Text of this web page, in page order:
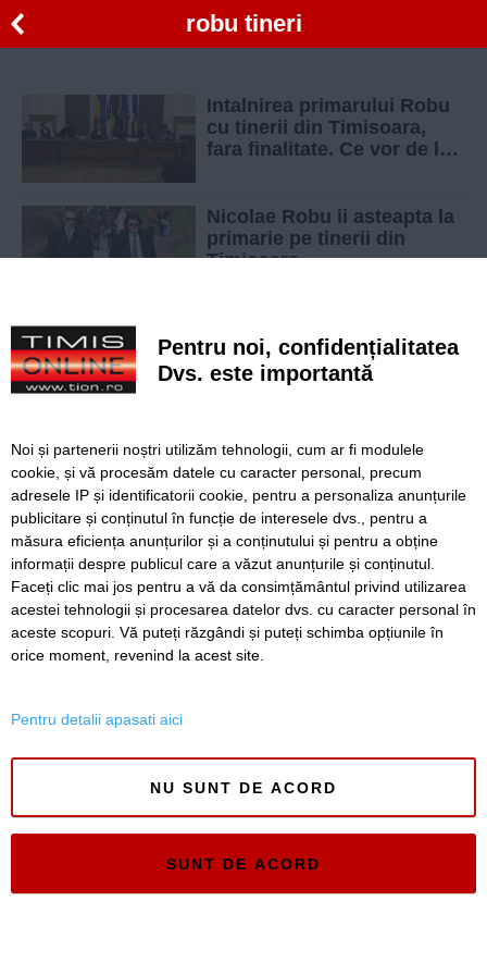
robu tineri
Intalnirea primarului Robu
cu tinerii din Timisoara,
fara finalitate. Ce vor de la
Nicolae Robu ii asteapta la
primarie pe tinerii din
Timisoara
din Timisoara la o intalnire
pentru a discuta obiectivele
SERVICII Redactia
Folosinta Cookie-urilor
Termeni si conditii de utilizare
Politica de confidentialitate
Regulament postare și moderare comentarii
Pentru noi, confidențialitatea
Dvs. este importantă
Noi și partenerii noștri utilizăm tehnologii, cum ar fi modulele
cookie, și vă procesăm datele cu caracter personal, precum
adresele IP și identificatorii cookie, pentru a personaliza anunțurile
publicitare și conținutul în funcție de interesele dvs., pentru a
măsura eficiența anunțurilor și a conținutului și pentru a obține
informații despre publicul care a văzut anunțurile și conținutul.
Faceți clic mai jos pentru a vă da consimțământul privind utilizarea
acestei tehnologii și procesarea datelor dvs. cu caracter personal în
aceste scopuri. Vă puteți răzgândi și puteți schimba opțiunile în
orice moment, revenind la acest site.
Pentru detalii apasati aici
NU SUNT DE ACORD
SUNT DE ACORD